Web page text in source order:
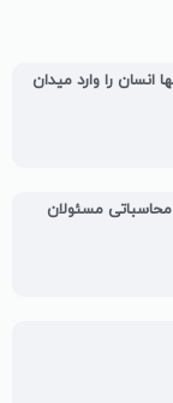
را وارد میدان
مسئولان